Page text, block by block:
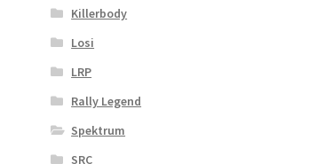
Killerbody
Losi
LRP
Rally Legend
Spektrum
SRC